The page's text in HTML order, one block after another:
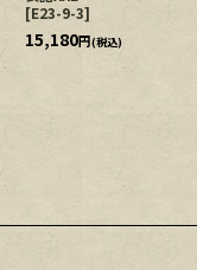
[E23-9-3]
15,180円(税込)